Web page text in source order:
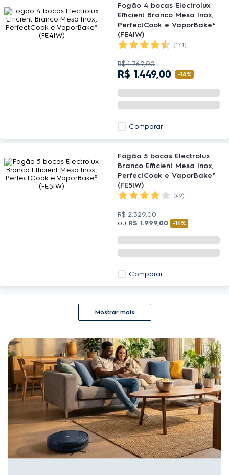
Fogão 4 bocas Electrolux
Efficient Branco Mesa Inox,
PerfectCook e VaporBake®
(FE4IW)
(141)
R$ 1.769,00
R$ 1.449,00 -18%
Comparar
Fogão 5 bocas Electrolux
Branco Efficient Mesa Inox,
PerfectCook e VaporBake®
(FE5IW)
(49)
R$ 2.329,00
ou R$ 1.999,00 -14%
Comparar
Mostrar mais